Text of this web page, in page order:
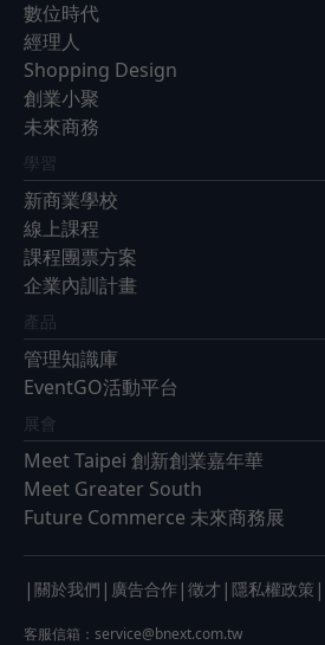
數位時代
經理人
Shopping Design
創業小聚
未來商務
學習
新商業學校
線上課程
課程團票方案
企業內訓計畫
產品
管理知識庫
EventGO活動平台
展會
Meet Taipei 創新創業嘉年華
Meet Greater South
Future Commerce 未來商務展
| 關於我們 | 廣告合作 | 徵才 | 隱私權政策 |
客服信箱： service@bnext.com.tw